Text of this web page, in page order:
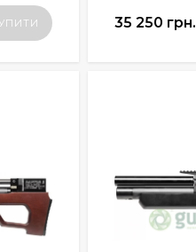
35 250 грн.